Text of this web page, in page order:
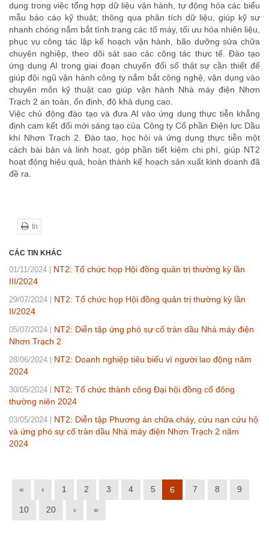
dụng trong việc tổng hợp dữ liệu vận hành, tự động hóa các biểu
mẫu báo cáo kỹ thuật; thông qua phân tích dữ liệu, giúp kỹ sư
nhanh chóng nắm bắt tình trạng các tổ máy, tối ưu hóa nhiên liệu,
phục vụ công tác lập kế hoạch vận hành, bão dưỡng sửa chữa
chuyên nghiệp, theo dõi sát sao các công tác thực tế. Đào tạo
ứng dụng AI trong giai đoạn chuyển đổi số thật sự cần thiết để
giúp đội ngũ vận hành công ty nắm bắt công nghệ, vận dụng vào
chuyên môn kỹ thuật cao giúp vận hành Nhà máy điện Nhơn
Trạch 2 an toàn, ổn định, độ khả dụng cao.
Việc chủ động đào tạo và đưa AI vào ứng dụng thực tiễn khẳng
định cam kết đổi mới sáng tạo của Công ty Cổ phần Điện lực Dầu
khí Nhơn Trạch 2. Đào tạo, học hỏi và ứng dụng thực tiễn một
cách bài bản và linh hoạt, góp phần tiết kiệm chi phí, giúp NT2
hoạt động hiệu quả, hoàn thành kế hoạch sản xuất kinh doanh đã
đề ra.
In
CÁC TIN KHÁC
01/11/2024
NT2: Tổ chức họp Hội đồng quản trị thường kỳ lần
III/2024
29/07/2024
NT2: Tổ chức họp Hội đồng quản trị thường kỳ lần
II/2024
05/07/2024
NT2: Diễn tập ứng phó sự cố tràn dầu Nhà máy điện
Nhơn Trạch 2
28/06/2024
NT2: Doanh nghiệp tiêu biểu vì người lao động năm
2024
30/05/2024
NT2: Tổ chức thành công Đại hội đồng cổ đông
thường niên 2024
03/05/2024
NT2: Diễn tập Phương án chữa cháy, cứu nạn cứu hộ
và ứng phó sự cố tràn dầu Nhà máy điện Nhơn Trạch 2 năm
2024
« ‹ 1 2 3 4 5 6 7 8 9
10 20 › »